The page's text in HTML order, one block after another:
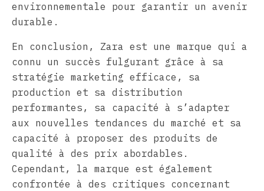
environnementale pour garantir un avenir
durable.
En conclusion, Zara est une marque qui a
connu un succès fulgurant grâce à sa
stratégie marketing efficace, sa
production et sa distribution
performantes, sa capacité à s’adapter
aux nouvelles tendances du marché et sa
capacité à proposer des produits de
qualité à des prix abordables.
Cependant, la marque est également
confrontée à des critiques concernant